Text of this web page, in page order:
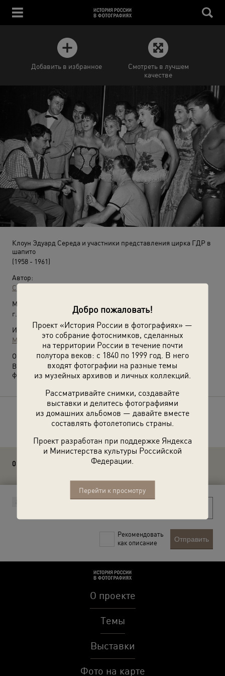
Добро пожаловать!
Проект «История России в фотографиях» —
это собрание фотоснимков, сделанных
на территории России в течение почти
полутора веков: с 1840 по 1999 год. В него
входят фотографии на разные темы
из музейных архивов и личных коллекций.
Рассматривайте снимки, создавайте
выставки и делитесь фотографиями
из домашних альбомов — давайте вместе
составлять фотолетопись страны.
Проект разработан при поддержке Яндекса
и Министерства культуры Российской
Федерации.
Перейти к просмотру
Добавить в избранное
Смотреть в лучшем
качестве
Клоун Эдуард Середа и участники представления цирка ГДР в
шапито
(1958 - 1961)
Автор:
Семен Мишин-Моргенштерн
Место съемки:
г. Москва
Источники:
МАММ / МДФ
О фотографии:
Выставки
«Цирк!»,«Говорить на одном языке»с этой
фотографией.
Расскажите друзьям об этом фото
0 комментариев
Рекомендовать
как описание
Отправить
О проекте
Темы
Выставки
Фото на карте